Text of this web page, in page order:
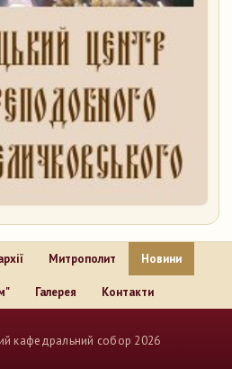
Митрополит Новини
Галерея Контакти
кафедральний собор 2026